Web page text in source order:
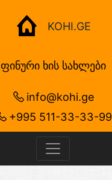
KOHI.GE
ფინური ხის სახლები
info@kohi.ge
+995 511-33-33-99